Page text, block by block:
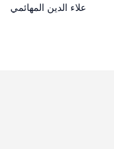
علاء الدين المهائمي